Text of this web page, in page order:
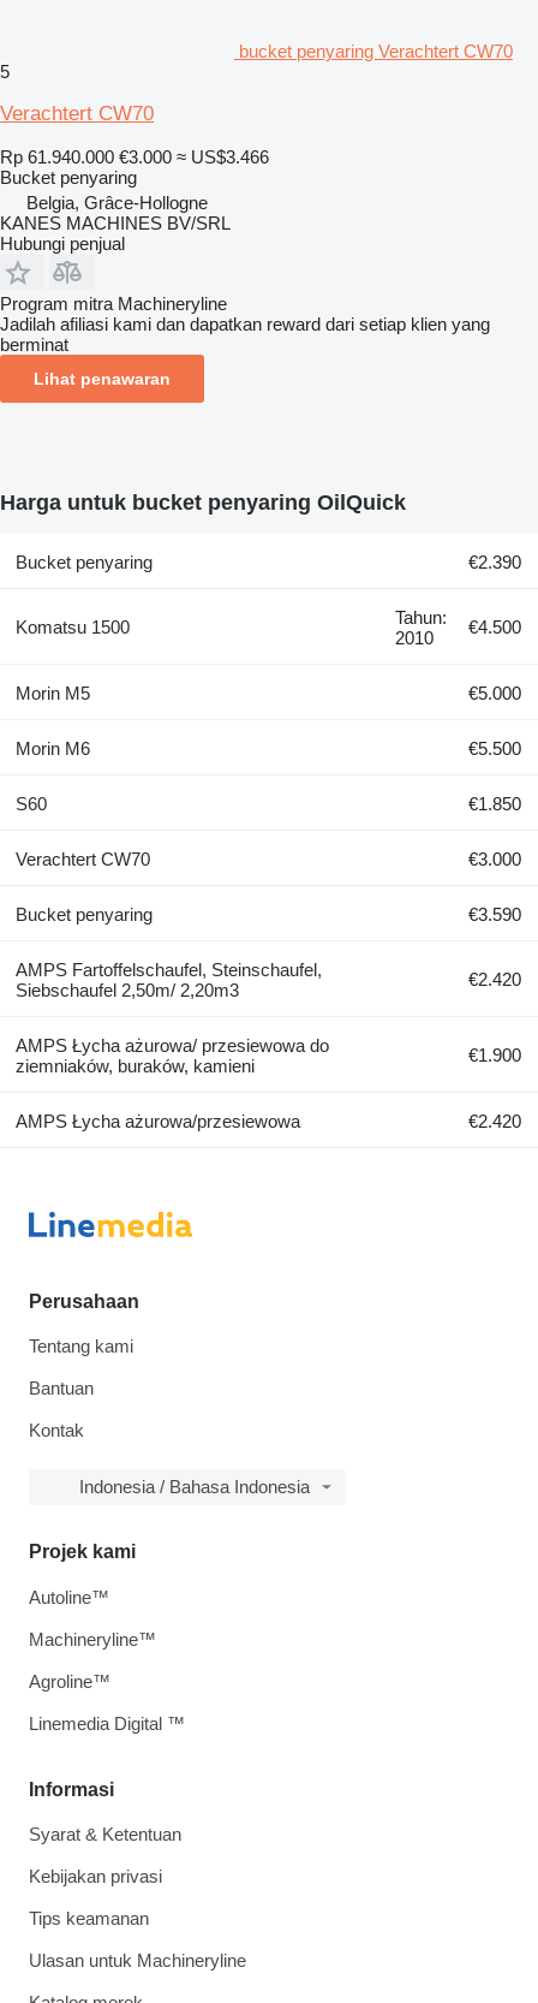
bucket penyaring Verachtert CW70
5
Verachtert CW70
Rp 61.940.000 €3.000 ≈ US$3.466
Bucket penyaring
Belgia, Grâce-Hollogne
KANES MACHINES BV/SRL
Hubungi penjual
Program mitra Machineryline
Jadilah afiliasi kami dan dapatkan reward dari setiap klien yang
berminat
Lihat penawaran
Harga untuk bucket penyaring OilQuick
Bucket penyaring €2.390
Komatsu 1500
Tahun:
2010
€4.500
Morin M5 €5.000
Morin M6 €5.500
S60 €1.850
Verachtert CW70 €3.000
Bucket penyaring €3.590
AMPS Fartoffelschaufel, Steinschaufel,
Siebschaufel 2,50m/ 2,20m3
€2.420
AMPS Łycha ażurowa/ przesiewowa do
ziemniaków, buraków, kamieni
€1.900
AMPS Łycha ażurowa/przesiewowa €2.420
Perusahaan
Tentang kami
Bantuan
Kontak
Indonesia / Bahasa Indonesia
Informasi
Syarat & Ketentuan
Kebijakan privasi
Tips keamanan
Ulasan untuk Machineryline
Projek kami
Autoline™
Machineryline™
Agroline™
Linemedia Digital ™